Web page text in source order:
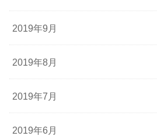
2019年9月
2019年8月
2019年7月
2019年6月